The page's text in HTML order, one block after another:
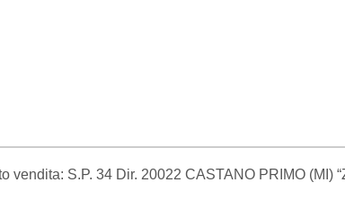
vendita: S.P. 34 Dir. 20022 CASTANO PRIMO (MI)